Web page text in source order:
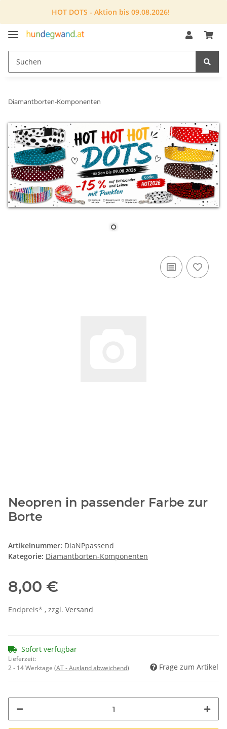
HOT DOTS - Aktion bis 09.08.2026!
Diamantborten-Komponenten
Neopren in passender Farbe zur
Borte
Artikelnummer: DiaNPpassend
Kategorie: Diamantborten-Komponenten
8,00 €
Endpreis* , zzgl. Versand
Sofort verfügbar
Lieferzeit:
2 - 14 Werktage (AT - Ausland abweichend) Frage zum Artikel